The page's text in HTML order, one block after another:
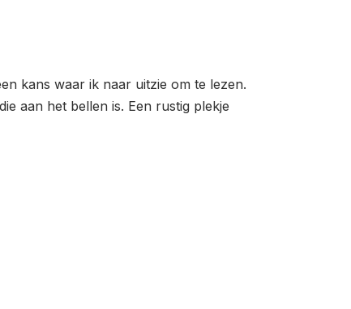
kans waar ik naar uitzie om te lezen.
aan het bellen is. Een rustig plekje